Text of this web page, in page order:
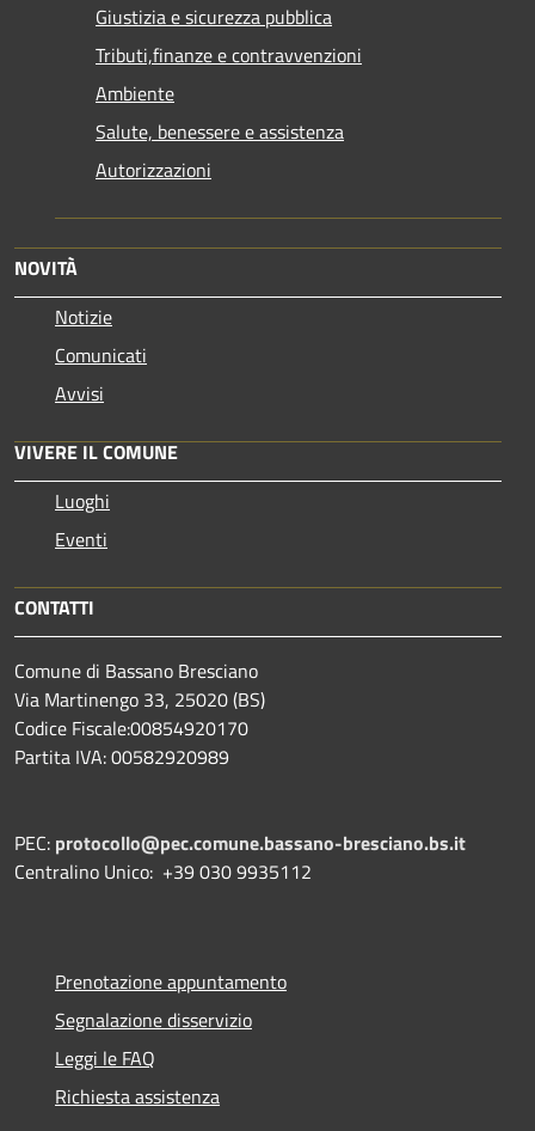
Giustizia e sicurezza pubblica
Tributi,finanze e contravvenzioni
Ambiente
Salute, benessere e assistenza
Autorizzazioni
NOVITÀ
Notizie
Comunicati
Avvisi
VIVERE IL COMUNE
Luoghi
Eventi
CONTATTI
Comune di Bassano Bresciano
Via Martinengo 33, 25020 (BS)
Codice Fiscale:00854920170
Partita IVA: 00582920989
PEC: protocollo@pec.comune.bassano-bresciano.bs.it
Centralino Unico: +39 030 9935112
Prenotazione appuntamento
Segnalazione disservizio
Leggi le FAQ
Richiesta assistenza